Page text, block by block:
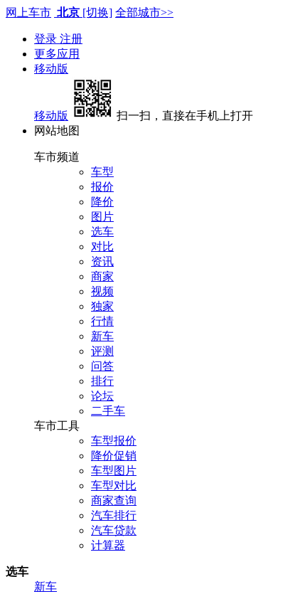
网上车市 北京 [切换] 全部城市>>
登录 注册
更多应用
移动版
移动版
扫一扫，直接在手机上打开
网站地图
车市频道
车型
报价
降价
图片
选车
对比
资讯
商家
视频
独家
行情
新车
评测
问答
排行
论坛
二手车
车市工具
车型报价
降价促销
车型图片
车型对比
商家查询
汽车排行
汽车贷款
计算器
选车
新车